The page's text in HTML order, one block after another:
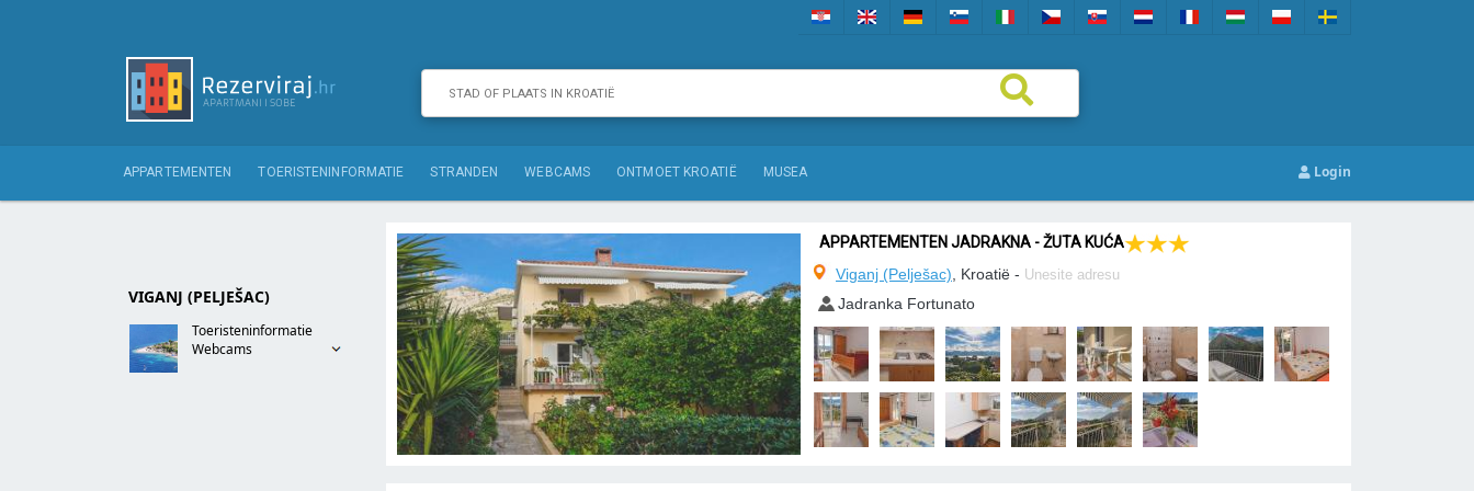
APPARTEMENTEN TOERISTENINFORMATIE STRANDEN WEBCAMS ONTMOET KROATIË MUSEA Login
VIGANJ (PELJEŠAC)
Toeristeninformatie
Webcams
APPARTEMENTEN JADRAKNA - ŽUTA KUĆA
Viganj (Pelješac) , Kroatië - Unesite adresu
Jadranka Fortunato